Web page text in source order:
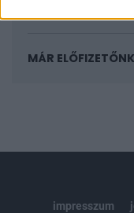
MÁR
impresszum